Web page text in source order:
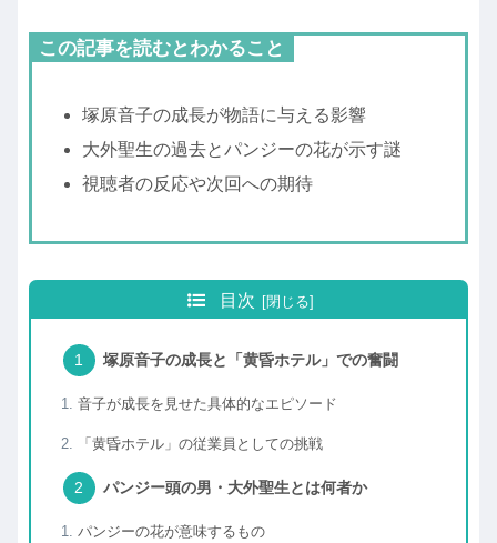
この記事を読むとわかること
塚原音子の成長が物語に与える影響
大外聖生の過去とパンジーの花が示す謎
視聴者の反応や次回への期待
目次
塚原音子の成長と「黄昏ホテル」での奮闘
音子が成長を見せた具体的なエピソード
「黄昏ホテル」の従業員としての挑戦
パンジー頭の男・大外聖生とは何者か
パンジーの花が意味するもの